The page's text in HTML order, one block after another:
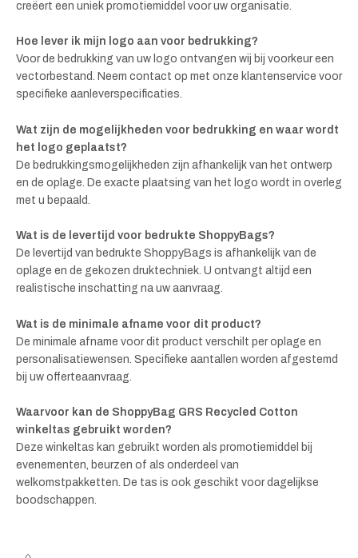
creëert een uniek promotiemiddel voor uw organisatie.
Hoe lever ik mijn logo aan voor bedrukking?
Voor de bedrukking van uw logo ontvangen wij bij voorkeur een
vectorbestand. Neem contact op met onze klantenservice voor
specifieke aanleverspecificaties.
Wat zijn de mogelijkheden voor bedrukking en waar wordt
het logo geplaatst?
De bedrukkingsmogelijkheden zijn afhankelijk van het ontwerp
en de oplage. De exacte plaatsing van het logo wordt in overleg
met u bepaald.
Wat is de levertijd voor bedrukte ShoppyBags?
De levertijd van bedrukte ShoppyBags is afhankelijk van de
oplage en de gekozen druktechniek. U ontvangt altijd een
realistische inschatting na uw aanvraag.
Wat is de minimale afname voor dit product?
De minimale afname voor dit product verschilt per oplage en
personalisatiewensen. Specifieke aantallen worden afgestemd
bij uw offerteaanvraag.
Waarvoor kan de ShoppyBag GRS Recycled Cotton
winkeltas gebruikt worden?
Deze winkeltas kan gebruikt worden als promotiemiddel bij
evenementen, beurzen of als onderdeel van
welkomstpakketten. De tas is ook geschikt voor dagelijkse
boodschappen.